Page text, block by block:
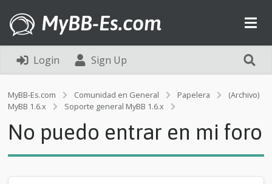
MyBB-Es.com
Login Sign Up
MyBB-Es.com Comunidad en General Papelera
(Archivo)
MyBB 1.6.x
Soporte general MyBB 1.6.x
p
u
e
o
No puedo entrar en mi foro